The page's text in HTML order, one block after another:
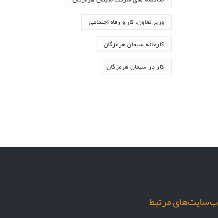
وزیر تعاون، کار و رفاه اجتماعی
کارخانه سیمان هرمزگان
کار در سیمان هرمزگان
مرتبط